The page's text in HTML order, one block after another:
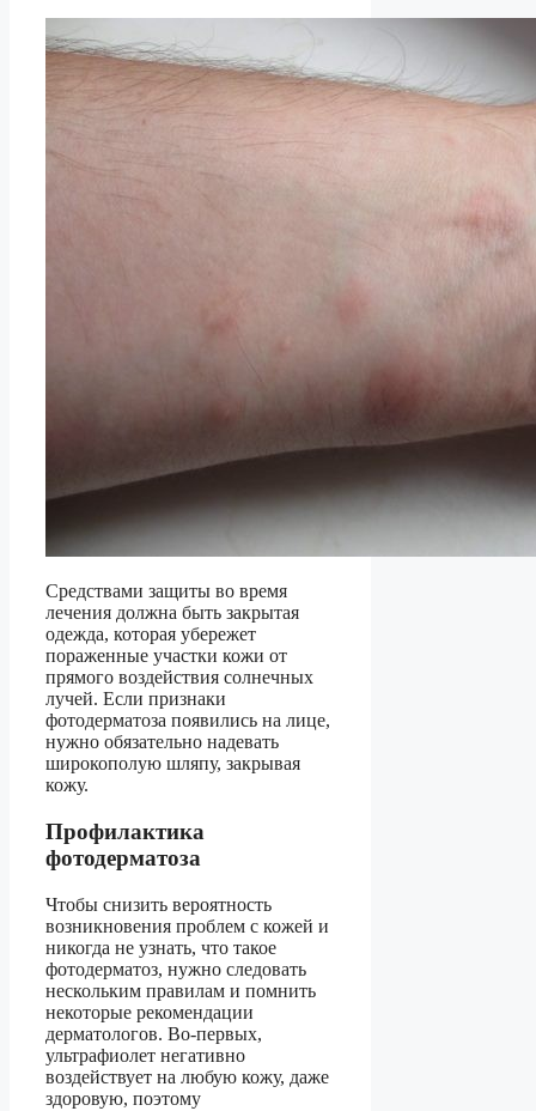
Средствами защиты во время
лечения должна быть закрытая
одежда, которая убережет
пораженные участки кожи от
прямого воздействия солнечных
лучей. Если признаки
фотодерматоза появились на лице,
нужно обязательно надевать
широкополую шляпу, закрывая
кожу.
Профилактика
фотодерматоза
Чтобы снизить вероятность
возникновения проблем с кожей и
никогда не узнать, что такое
фотодерматоз, нужно следовать
нескольким правилам и помнить
некоторые рекомендации
дерматологов. Во-первых,
ультрафиолет негативно
воздействует на любую кожу, даже
здоровую, поэтому